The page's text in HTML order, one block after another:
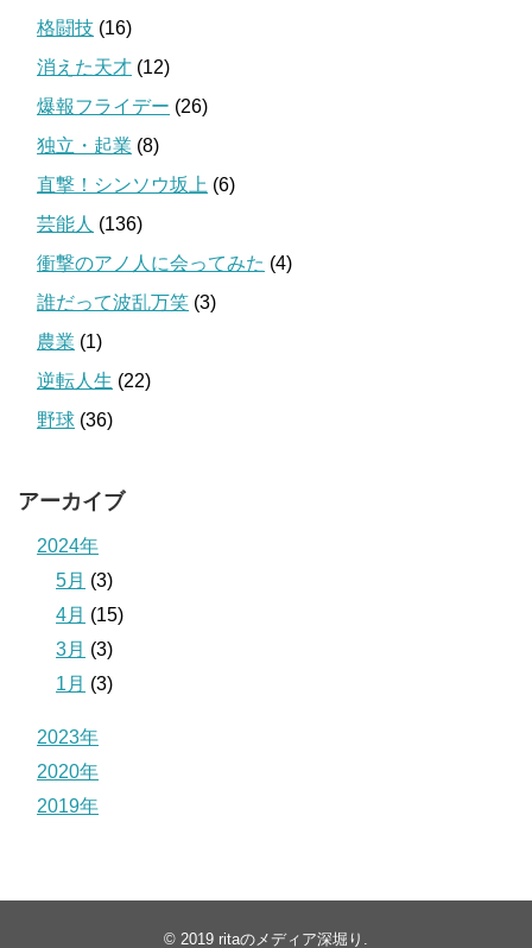
格闘技 (16)
消えた天才 (12)
爆報フライデー (26)
独立・起業 (8)
直撃！シンソウ坂上 (6)
芸能人 (136)
衝撃のアノ人に会ってみた (4)
誰だって波乱万笑 (3)
農業 (1)
逆転人生 (22)
野球 (36)
アーカイブ
2024年
5月 (3)
4月 (15)
3月 (3)
1月 (3)
2023年
2020年
2019年
© 2019 ritaのメディア深堀り